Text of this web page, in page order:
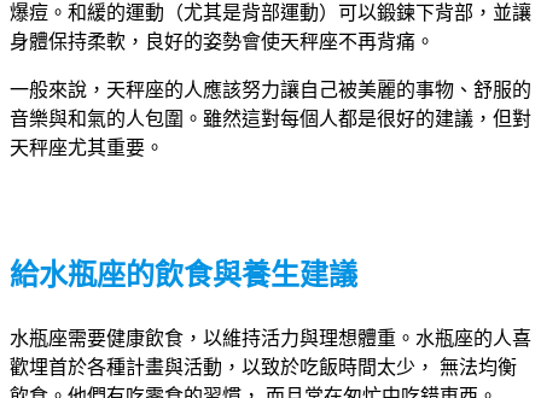
爆痘。和緩的運動（尤其是背部運動）可以鍛鍊下背部，並讓
身體保持柔軟，良好的姿勢會使天秤座不再背痛。
一般來說，天秤座的人應該努力讓自己被美麗的事物、舒服的
音樂與和氣的人包圍。雖然這對每個人都是很好的建議，但對
天秤座尤其重要。
給水瓶座的飲食與養生建議
水瓶座需要健康飲食，以維持活力與理想體重。水瓶座的人喜
歡埋首於各種計畫與活動，以致於吃飯時間太少， 無法均衡